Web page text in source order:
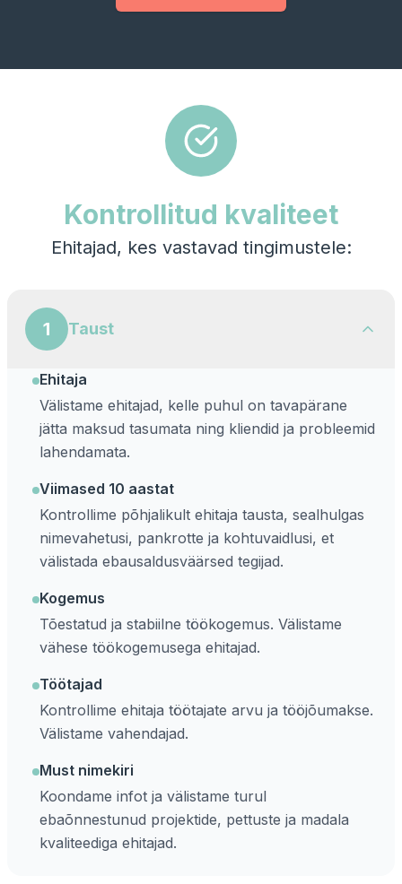
Kontrollitud kvaliteet
Ehitajad, kes vastavad tingimustele:
1 Taust
Ehitaja
Välistame ehitajad, kelle puhul on tavapärane
jätta maksud tasumata ning kliendid ja probleemid
lahendamata.
Viimased 10 aastat
Kontrollime põhjalikult ehitaja tausta, sealhulgas
nimevahetusi, pankrotte ja kohtuvaidlusi, et
välistada ebausaldusväärsed tegijad.
Kogemus
Tõestatud ja stabiilne töökogemus. Välistame
vähese töökogemusega ehitajad.
Töötajad
Kontrollime ehitaja töötajate arvu ja tööjõumakse.
Välistame vahendajad.
Must nimekiri
Koondame infot ja välistame turul
ebaõnnestunud projektide, pettuste ja madala
kvaliteediga ehitajad.